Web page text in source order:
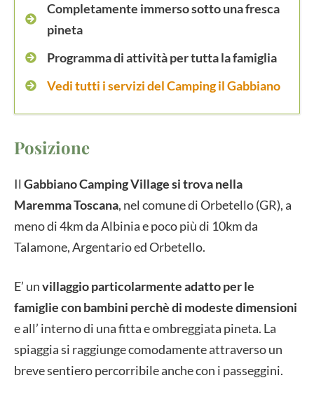
Completamente immerso sotto una fresca
pineta
Programma di attività per tutta la famiglia
Vedi tutti i servizi del Camping il Gabbiano
Posizione
Il Gabbiano Camping Village si trova nella
Maremma Toscana, nel comune di Orbetello (GR), a
meno di 4km da Albinia e poco più di 10km da
Talamone, Argentario ed Orbetello.
E’ unvillaggio particolarmente adatto per le
famiglie con bambini perchè di modeste dimensioni
e all’ interno di una fitta e ombreggiata pineta. La
spiaggia si raggiunge comodamente attraverso un
breve sentiero percorribile anche con i passeggini.